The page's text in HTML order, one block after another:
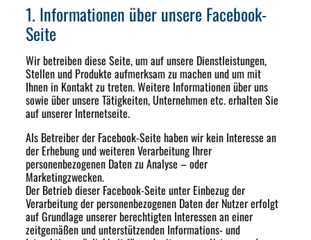
1. Informationen über unsere Facebook-
Seite
Wir betreiben diese Seite, um auf unsere Dienstleistungen,
Stellen und Produkte aufmerksam zu machen und um mit
Ihnen in Kontakt zu treten. Weitere Informationen über uns
sowie über unsere Tätigkeiten, Unternehmen etc. erhalten Sie
auf unserer Internetseite.
Als Betreiber der Facebook-Seite haben wir kein Interesse an
der Erhebung und weiteren Verarbeitung Ihrer
personenbezogenen Daten zu Analyse – oder
Marketingzwecken.
Der Betrieb dieser Facebook-Seite unter Einbezug der
Verarbeitung der personenbezogenen Daten der Nutzer erfolgt
auf Grundlage unserer berechtigten Interessen an einer
zeitgemäßen und unterstützenden Informations- und